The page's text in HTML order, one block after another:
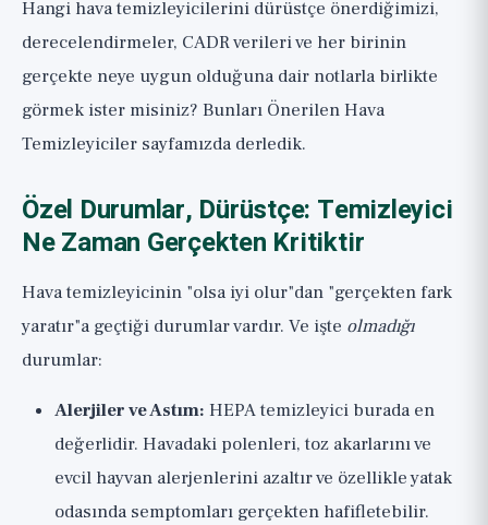
Hangi hava temizleyicilerini dürüstçe önerdiğimizi,
derecelendirmeler, CADR verileri ve her birinin
gerçekte neye uygun olduğuna dair notlarla birlikte
görmek ister misiniz? Bunları Önerilen Hava
Temizleyiciler sayfamızda derledik.
Özel Durumlar, Dürüstçe: Temizleyici
Ne Zaman Gerçekten Kritiktir
Hava temizleyicinin "olsa iyi olur"dan "gerçekten fark
yaratır"a geçtiği durumlar vardır. Ve işte olmadığı
durumlar:
Alerjiler ve Astım: HEPA temizleyici burada en
değerlidir. Havadaki polenleri, toz akarlarını ve
evcil hayvan alerjenlerini azaltır ve özellikle yatak
odasında semptomları gerçekten hafifletebilir.